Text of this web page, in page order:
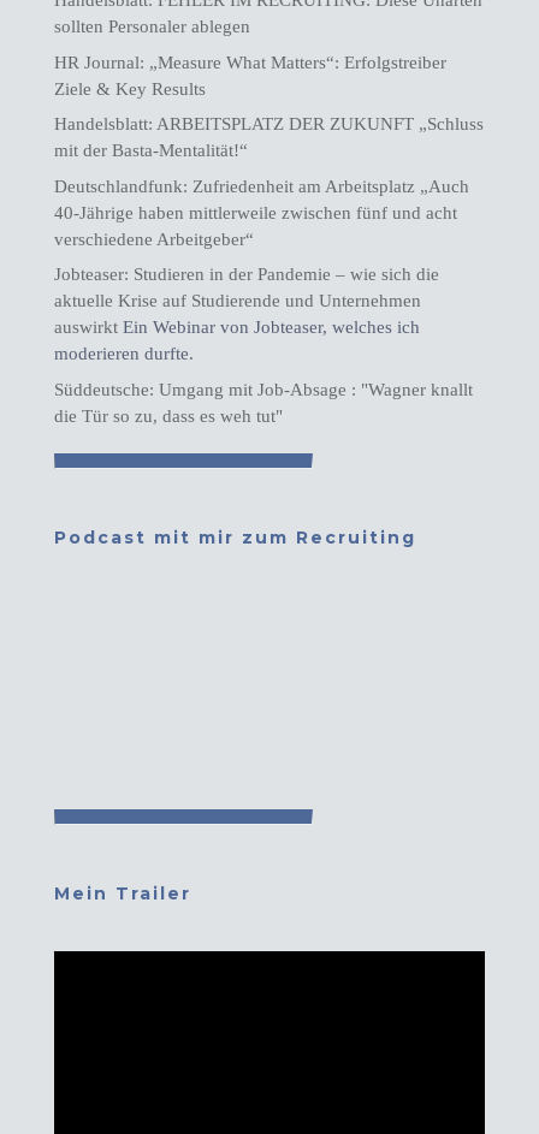
sollten Personaler ablegen
HR Journal: „Measure What Matters“: Erfolgstreiber
Ziele & Key Results
Handelsblatt: ARBEITSPLATZ DER ZUKUNFT „Schluss
mit der Basta-Mentalität!“
Deutschlandfunk: Zufriedenheit am Arbeitsplatz „Auch
40-Jährige haben mittlerweile zwischen fünf und acht
verschiedene Arbeitgeber“
Jobteaser: Studieren in der Pandemie – wie sich die
aktuelle Krise auf Studierende und Unternehmen
auswirktEin Webinar von Jobteaser, welches ich
moderieren durfte.
Süddeutsche: Umgang mit Job-Absage : "Wagner knallt
die Tür so zu, dass es weh tut"
Podcast mit mir zum Recruiting
Mein Trailer